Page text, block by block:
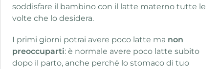
soddisfare il bambino con il latte materno tutte le
volte che lo desidera.
I primi giorni potrai avere poco latte ma non
preoccuparti: è normale avere poco latte subito
dopo il parto, anche perché lo stomaco di tuo